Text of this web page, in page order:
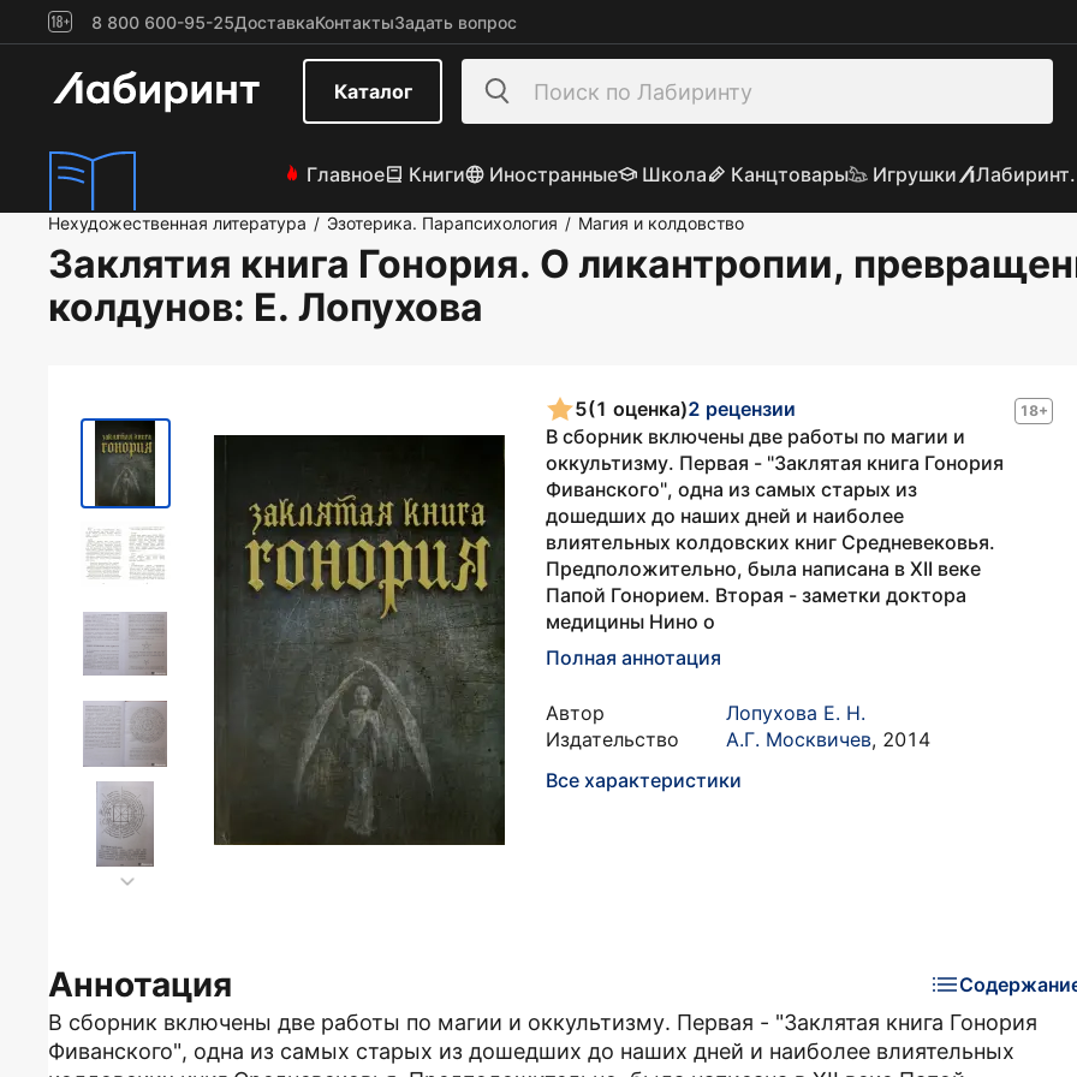
8 800 600-95-25ДоставкаКонтактыЗадать вопрос
Каталог
Главное Книги Иностранные Школа Канцтовары Игрушки
Нехудожественная литература / Эзотерика. Парапсихология / Магия и колдовство
Заклятия книга Гонория. О ликантропии,
колдунов: Е. Лопухова
18+
5(1 оценка)2 рецензии
В сборник включены две работы по магии и
оккультизму. Первая - "Заклятая книга Гонория
Фиванского", одна из самых старых из
дошедших до наших дней и наиболее
влиятельных колдовских книг Средневековья.
Предположительно, была написана в XII веке
Папой Гонорием. Вторая - заметки доктора
медицины Нино о
Полная аннотация
Автор
Лопухова Е. Н.
Издательство
А.Г. Москвичев, 2014
Все характеристики
Аннотация
В сборник включены две работы по магии и оккультизму. Первая - "Заклятая книга Гонория
Фиванского", одна из самых старых из дошедших до наших дней и наиболее влиятельных